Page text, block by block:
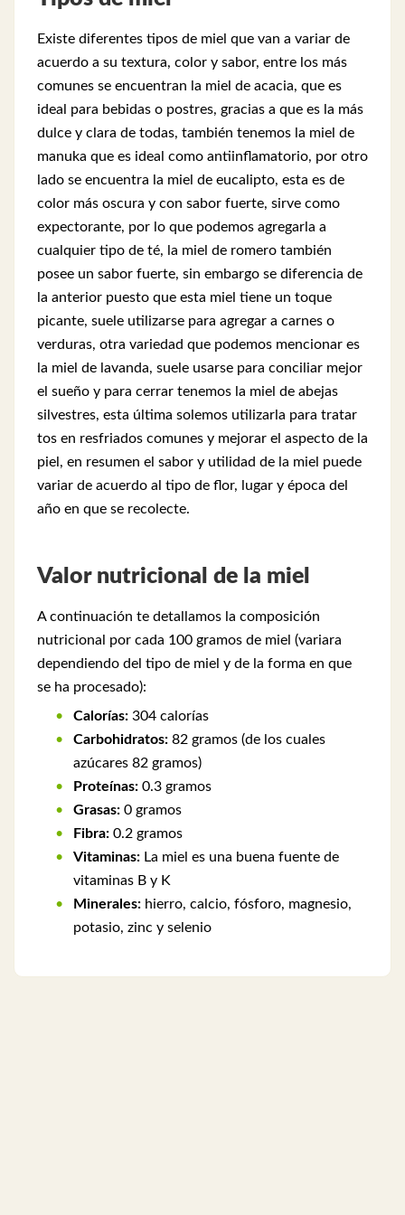
Existe diferentes tipos de miel que van a variar de
acuerdo a su textura, color y sabor, entre los más
comunes se encuentran la miel de acacia, que es
ideal para bebidas o postres, gracias a que es la más
dulce y clara de todas, también tenemos la miel de
manuka que es ideal como antiinflamatorio, por otro
lado se encuentra la miel de eucalipto, esta es de
color más oscura y con sabor fuerte, sirve como
expectorante, por lo que podemos agregarla a
cualquier tipo de té, la miel de romero también
posee un sabor fuerte, sin embargo se diferencia de
la anterior puesto que esta miel tiene un toque
picante, suele utilizarse para agregar a carnes o
verduras, otra variedad que podemos mencionar es
la miel de lavanda, suele usarse para conciliar mejor
el sueño y para cerrar tenemos la miel de abejas
silvestres, esta última solemos utilizarla para tratar
tos en resfriados comunes y mejorar el aspecto de la
piel, en resumen el sabor y utilidad de la miel puede
variar de acuerdo al tipo de flor, lugar y época del
año en que se recolecte.
Valor nutricional de la miel
A continuación te detallamos la composición
nutricional por cada 100 gramos de miel (variara
dependiendo del tipo de miel y de la forma en que
se ha procesado):
Calorías: 304 calorías
Carbohidratos: 82 gramos (de los cuales
azúcares 82 gramos)
Proteínas: 0.3 gramos
Grasas: 0 gramos
Fibra: 0.2 gramos
Vitaminas: La miel es una buena fuente de
vitaminas B y K
Minerales: hierro, calcio, fósforo, magnesio,
potasio, zinc y selenio